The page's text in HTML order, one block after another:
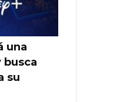
una
busca
su